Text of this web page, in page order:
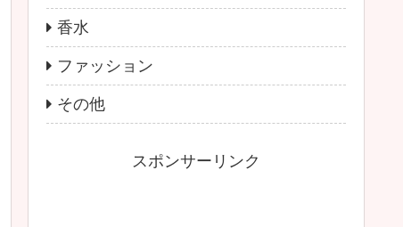
香水
ファッション
その他
スポンサーリンク